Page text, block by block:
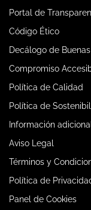
Portal de
Código Ético
Decálogo de
Compromiso
Política de Calidad
Política de
Información
Aviso Legal
Términos y
Política de
Panel de Cookies